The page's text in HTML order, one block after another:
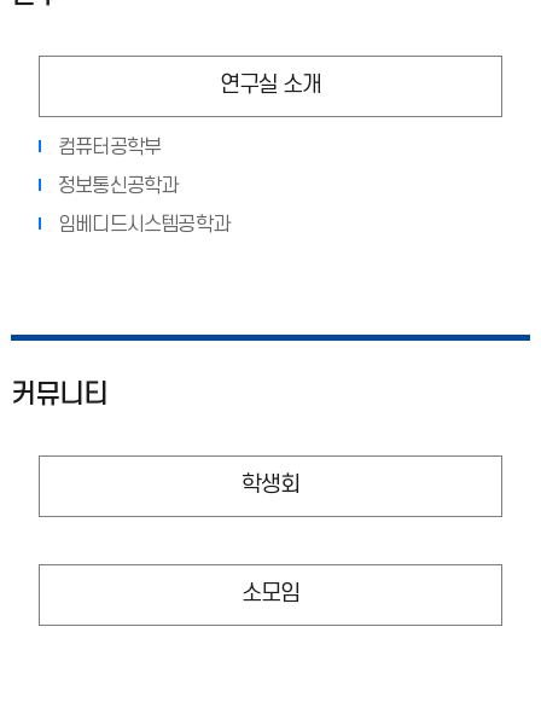
연구실 소개
컴퓨터공학부
정보통신공학과
임베디드시스템공학과
커뮤니티
학생회
소모임